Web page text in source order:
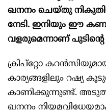
ഖനനം ചെയ്തു
നേടി. ഇനിയും ഈ
വളരുമെന്നാണ് പുടിന്റെ
ക്രിപ്‌റ്റോ
കാര്യങ്ങളിലും റഷ്യ
കാണിക്കുന്നുണ്ട്.
ഖനനം